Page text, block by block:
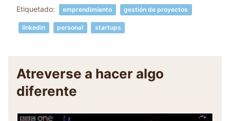
Etiquetado: emprendimiento gestión de proyectos
linkedin personal startups
Atreverse a hacer algo
diferente